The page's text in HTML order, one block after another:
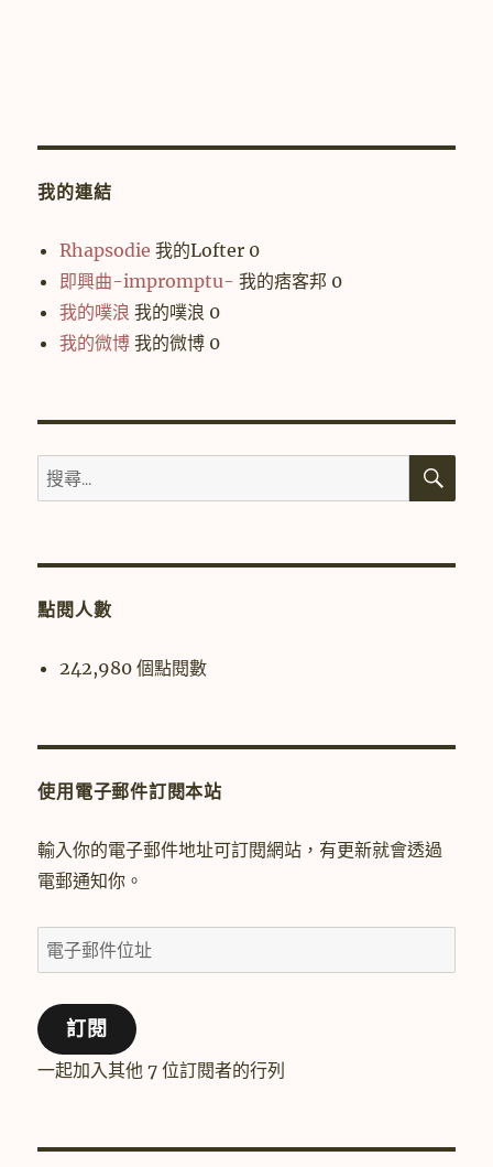
我的連結
Rhapsodie 我的Lofter 0
即興曲-impromptu- 我的痞客邦 0
我的噗浪 我的噗浪 0
我的微博 我的微博 0
搜
尋
鍵
搜
點閱人數
242,980 個點閱數
使用電子郵件訂閱本站
輸入你的電子郵件地址可訂閱網站，有更新就會透過
電郵通知你。
電
子
郵
件
位
訂閱
一起加入其他 7 位訂閱者的行列